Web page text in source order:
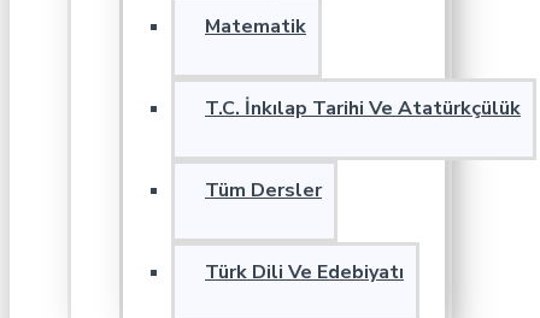
Matematik
T.C. İnkılap Tarihi Ve Atatürkçülük
Tüm Dersler
Türk Dili Ve Edebiyatı